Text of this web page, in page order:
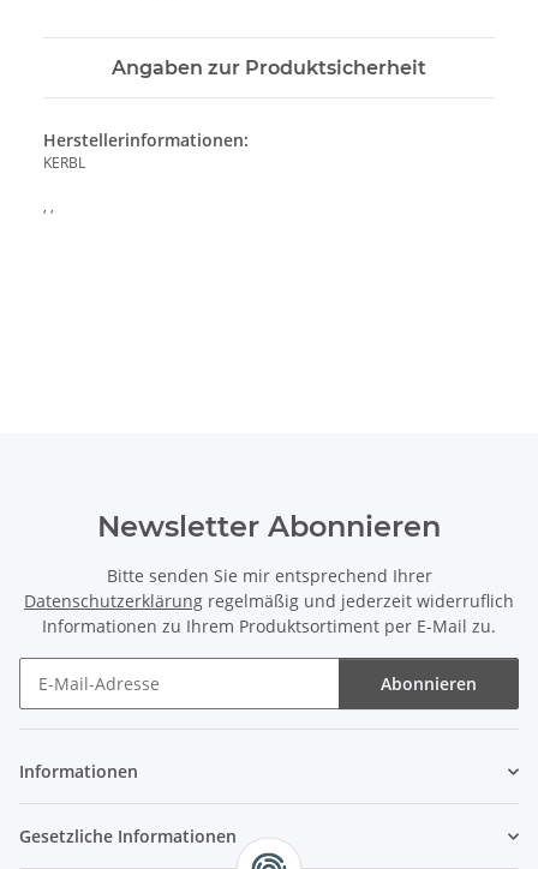
Angaben zur Produktsicherheit
Herstellerinformationen:
KERBL
, ,
Newsletter Abonnieren
Bitte senden Sie mir entsprechend Ihrer
Datenschutzerklärung regelmäßig und jederzeit widerruflich
Informationen zu Ihrem Produktsortiment per E-Mail zu.
Abonnieren
Informationen
Gesetzliche Informationen